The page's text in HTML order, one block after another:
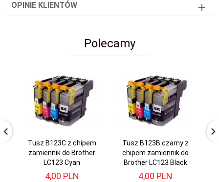
OPINIE KLIENTÓW
Polecamy
Tusz B123C z chipem
zamiennik do Brother
LC123 Cyan
4,00 PLN
Tusz B123B czarny z
chipem zamiennik do
Brother LC123 Black
4,00 PLN